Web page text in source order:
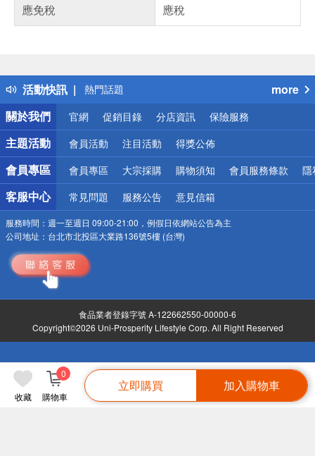
收藏 購物車
0
立即購買 加入購物車
應免稅
應稅
活動快訊
得獎公告
熱門話題
銀行優惠
偏遠地區配送
詐騙網頁！請小心！
more
關於我們
官網 促銷目錄 分店資訊 保險服務
主題活動 會員活動 注目活動 得獎公佈
會員專區 會員專區 大宗採購 購物須知 會員服務條款 隱
客服中心 常見問題 服務公告 意見信箱
服務時間： 週一至週日 09:00-21:00，例假日依網站公告為主
公司地址： 台北市北投區大業路136號5樓 (台灣)
食品業者登錄字號 A-122662550-00000-6
Copyright©2026 Uni-Prosperity Lifestyle Corp. All Right Reserved